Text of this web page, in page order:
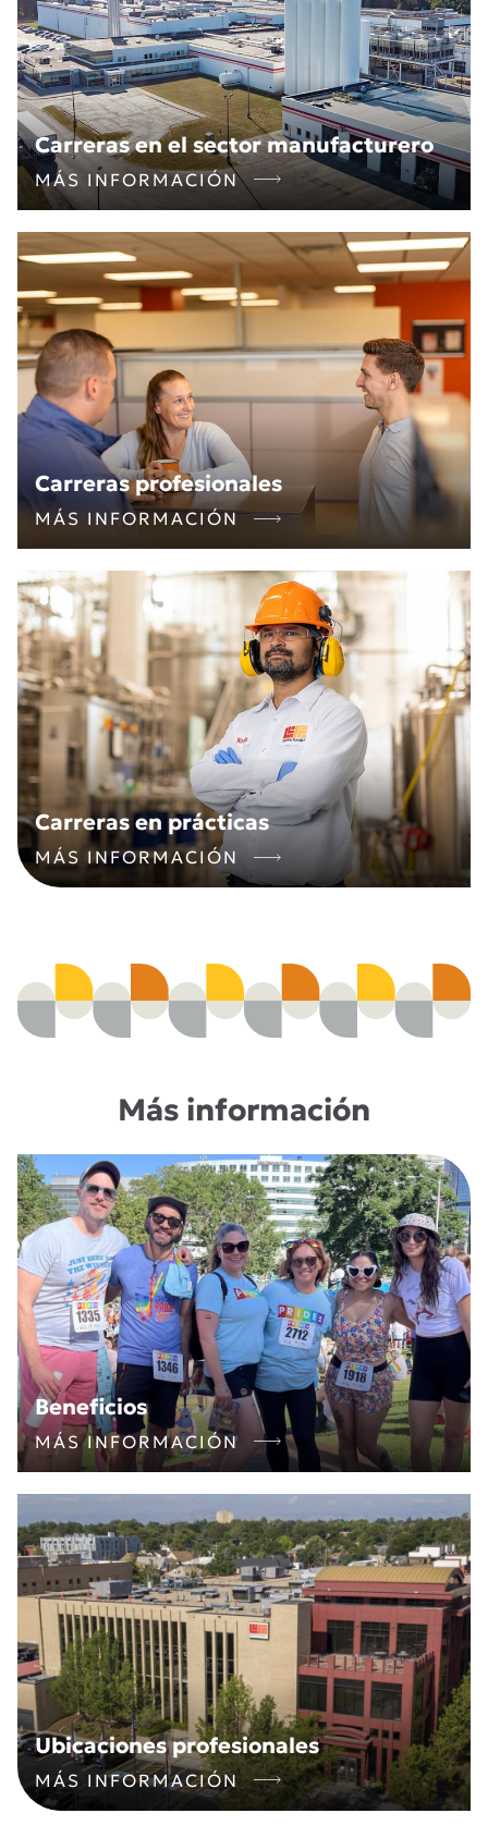
Carreras en el sector manufacturero
MÁS INFORMACIÓN
Carreras profesionales
MÁS INFORMACIÓN
Carreras en prácticas
MÁS INFORMACIÓN
Más información
Beneficios
MÁS INFORMACIÓN
Ubicaciones profesionales
MÁS INFORMACIÓN